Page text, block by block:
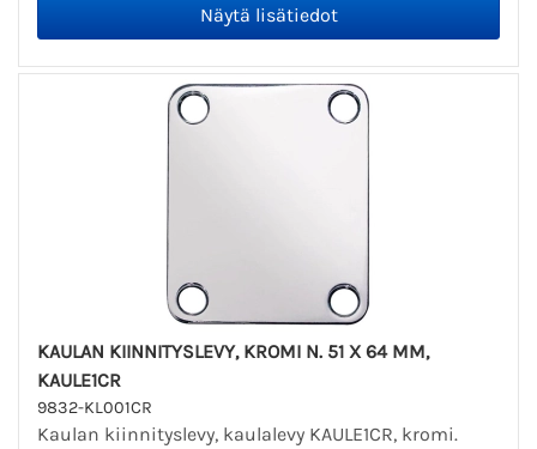
KAULAN KIINNITYSLEVY, KROMI N. 51 X 64 MM,
KAULE1CR
9832-KL001CR
Kaulan kiinnityslevy, kaulalevy KAULE1CR, kromi.